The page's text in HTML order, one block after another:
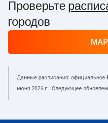
Проверьте
городов
Данные расписания: официальное
июня 2026 г.. Следующее